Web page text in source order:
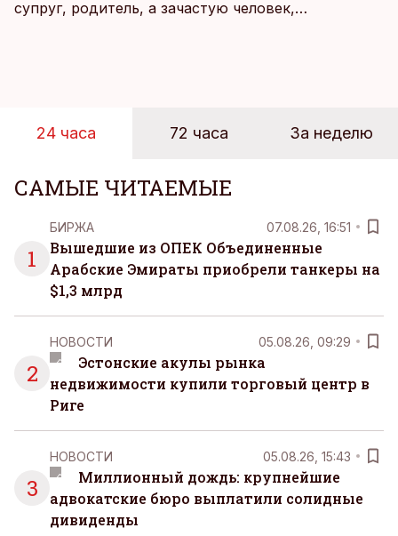
супруг, родитель, а зачастую человек,
человека. Поэтому от отдыха все чаще ждут не
чаще люди ищут возможность просто быть здесь
и сейчас — без необходимости все
организовывать, планировать и за все отвечать
самостоятельно.
24 часа 72 часа За неделю
САМЫЕ ЧИТАЕМЫЕ
1
БИРЖА 07.08.26, 16:51
Вышедшие из ОПЕК Объединенные
Арабские Эмираты приобрели танкеры на
$1,3 млрд
2
НОВОСТИ 05.08.26, 09:29
Эстонские акулы рынка
недвижимости купили торговый центр в
Риге
3
НОВОСТИ 05.08.26, 15:43
Миллионный дождь: крупнейшие
адвокатские бюро выплатили солидные
дивиденды